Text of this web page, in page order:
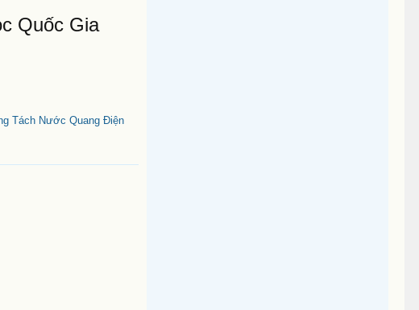
Quốc Gia
Tách Nước Quang Điện